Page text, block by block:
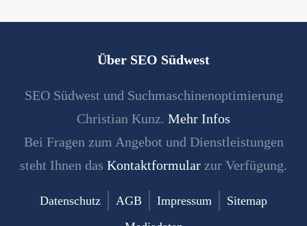
Über SEO Südwest
SEO Südwest und Suchmaschinenoptimierung
Christian Kunz. Mehr Infos
Bei Fragen zum Angebot und Dienstleistungen
steht Ihnen das Kontaktformular zur Verfügung.
Datenschutz AGB Impressum
Sitemap